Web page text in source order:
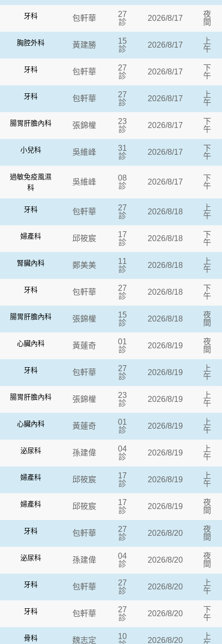
牙科 包軒華
27
診
2026/8/17
夜
間
胸腔外科 黃建勝
15
診
2026/8/17
上
午
牙科 包軒華
27
診
2026/8/17
下
午
牙科 包軒華
27
診
2026/8/17
上
午
腸胃肝膽內科 張錦權
23
診
2026/8/17
下
午
小兒科 吳維峰
31
診
2026/8/17
下
午
過敏免疫風濕
科
吳維峰
08
診
2026/8/17
下
午
牙科 包軒華
27
診
2026/8/18
上
午
婦產科 邱筱宸
17
診
2026/8/18
下
午
腎臟內科 鄭美美
11
診
2026/8/18
上
午
牙科 包軒華
27
診
2026/8/18
下
午
腸胃肝膽內科 張錦權
15
診
2026/8/18
夜
間
心臟內科 黃蓮奇
01
診
2026/8/19
夜
間
牙科 包軒華
27
診
2026/8/19
上
午
腸胃肝膽內科 張錦權
23
診
2026/8/19
上
午
心臟內科 黃蓮奇
01
診
2026/8/19
上
午
泌尿科 孫建偉
04
診
2026/8/19
上
午
婦產科 邱筱宸
17
診
2026/8/19
上
午
婦產科 邱筱宸
17
診
2026/8/19
夜
間
牙科 包軒華
27
診
2026/8/20
夜
間
泌尿科 孫建偉
04
診
2026/8/20
夜
間
牙科 包軒華
27
診
2026/8/20
上
午
牙科 包軒華
27
診
2026/8/20
下
午
骨科 魏志定
10
2026/8/20
上